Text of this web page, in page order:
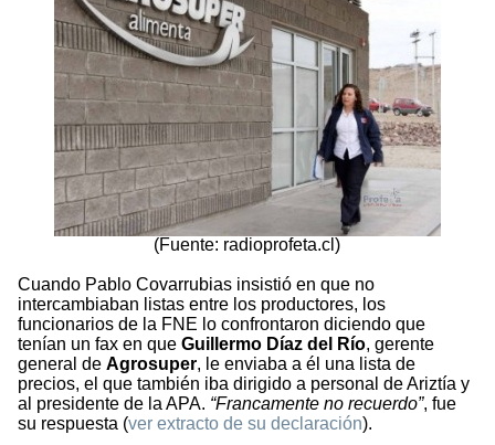
(Fuente: radioprofeta.cl)
Cuando Pablo Covarrubias insistió en que no
intercambiaban listas entre los productores, los
funcionarios de la FNE lo confrontaron diciendo que
tenían un fax en que Guillermo Díaz del Río, gerente
general de Agrosuper, le enviaba a él una lista de
precios, el que también iba dirigido a personal de Ariztía y
al presidente de la APA. “Francamente no recuerdo”, fue
su respuesta (ver extracto de su declaración).